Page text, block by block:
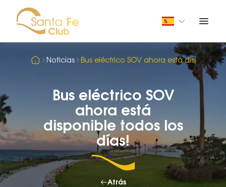
Noticias Bus eléctrico SOV ahora está disponible
Bus eléctrico SOV
ahora está
disponible todos los
días!
Atrás